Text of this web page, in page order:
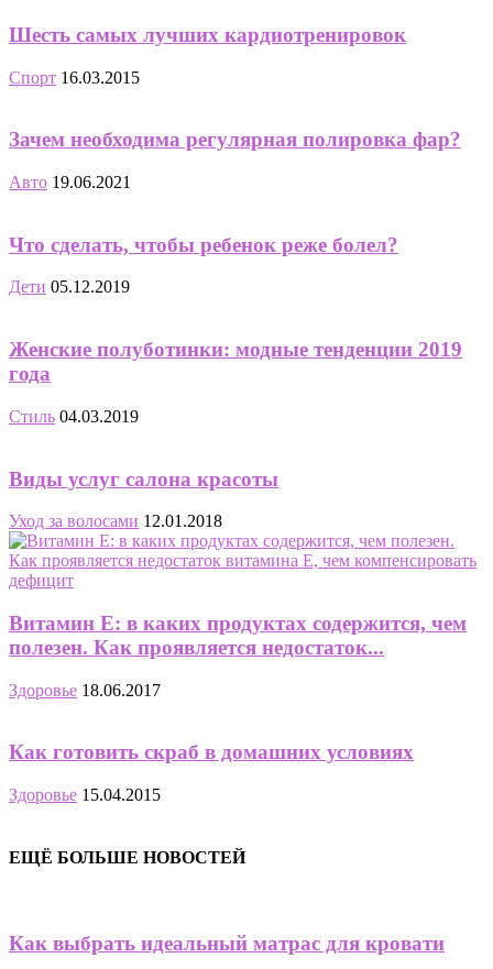
Шесть самых лучших кардиотренировок
Спорт 16.03.2015
Зачем необходима регулярная полировка фар?
Авто 19.06.2021
Что сделать, чтобы ребенок реже болел?
Дети 05.12.2019
Женские полуботинки: модные тенденции 2019
года
Стиль 04.03.2019
Виды услуг салона красоты
Уход за волосами 12.01.2018
Витамин Е: в каких продуктах содержится, чем
полезен. Как проявляется недостаток...
Здоровье 18.06.2017
Как готовить скраб в домашних условиях
Здоровье 15.04.2015
ЕЩЁ БОЛЬШЕ НОВОСТЕЙ
Как выбрать идеальный матрас для кровати